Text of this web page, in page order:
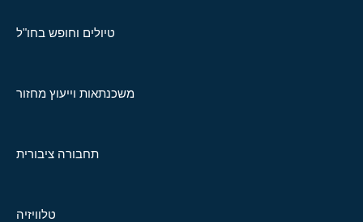
טיולים וחופש בחו"ל
משכנתאות וייעוץ מחזור
תחבורה ציבורית
טלוויזיה